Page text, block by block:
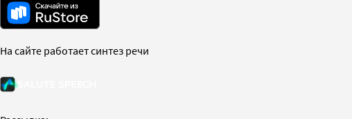
На сайте работает синтез речи